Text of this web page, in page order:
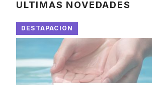
ULTIMAS NOVEDADES
DESTAPACION